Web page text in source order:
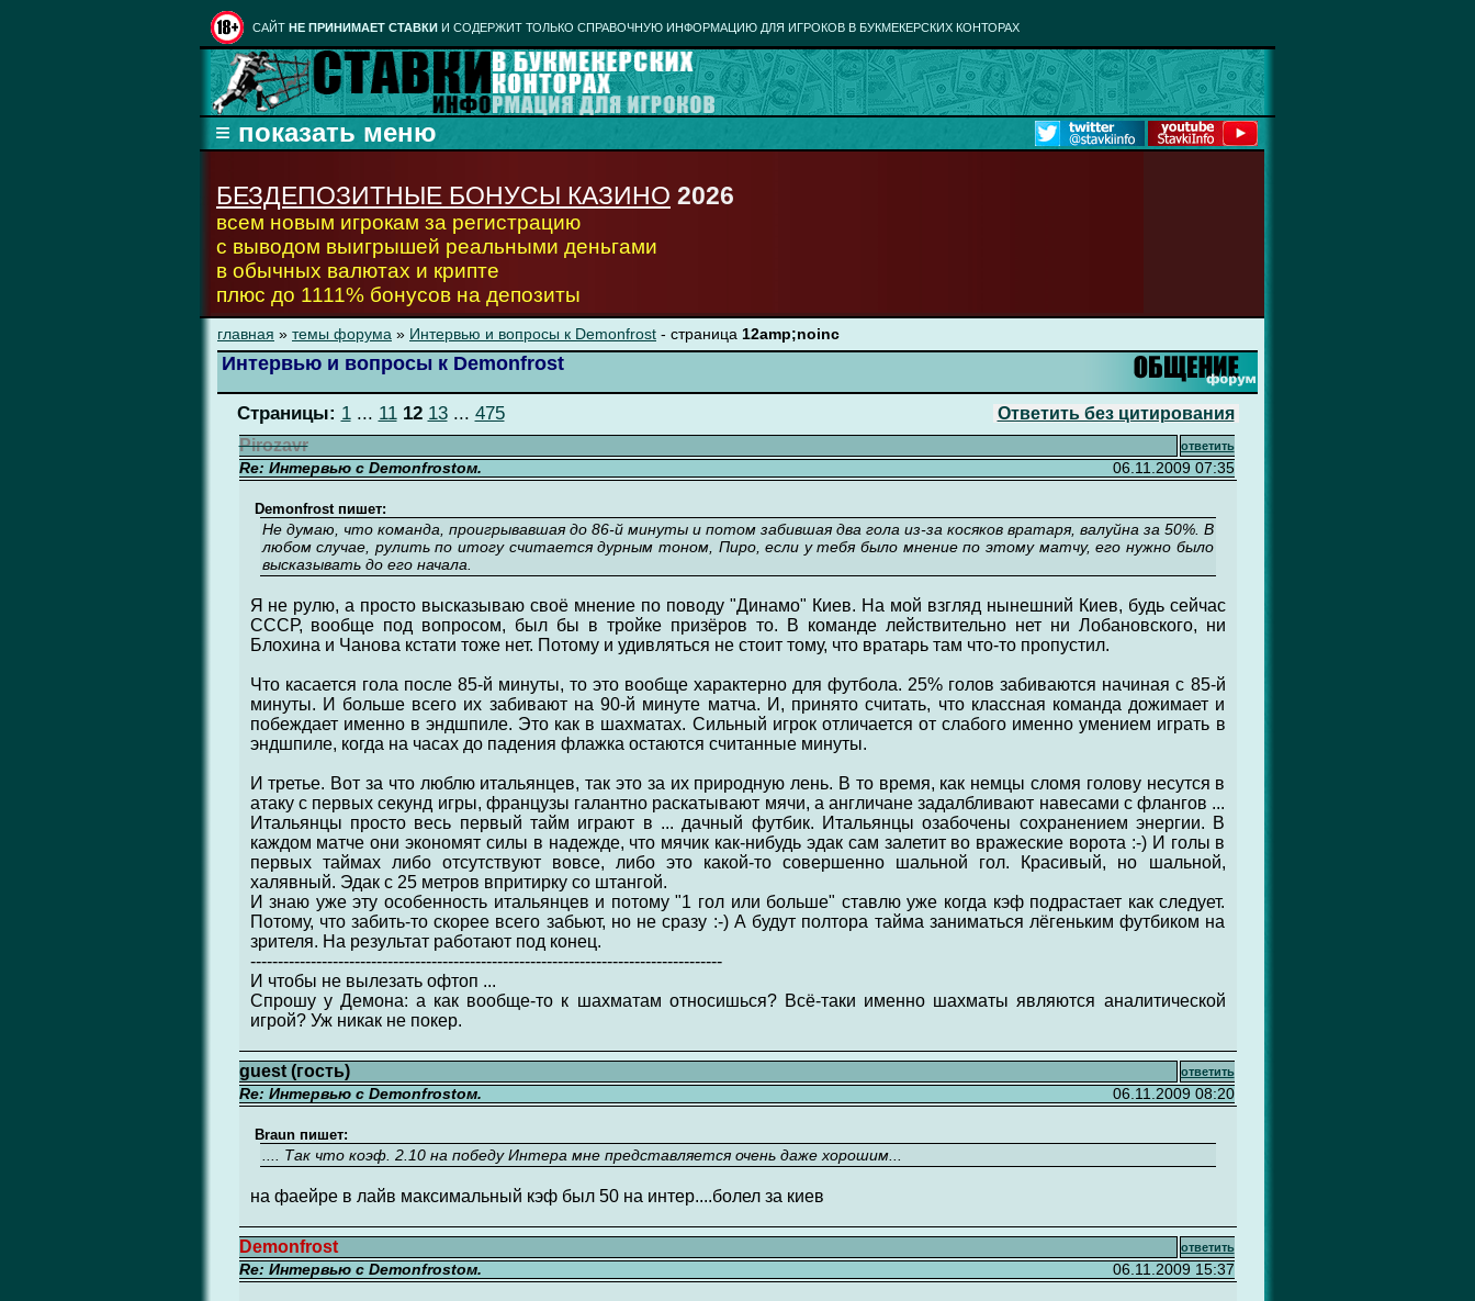
CАЙТ НЕ ПРИНИМАЕТ СТАВКИ И СОДЕРЖИТ ТОЛЬКО СПРАВОЧНУЮ ИНФОРМАЦИЮ ДЛЯ ИГРОКОВ В БУКМЕКЕРСКИХ КОНТОРАХ
БЕЗДЕПОЗИТНЫЕ БОНУСЫ КАЗИНО 2026
всем новым игрокам за регистрацию
с выводом выигрышей реальными деньгами
в обычных валютах и крипте
плюс до 1111% бонусов на депозиты
главная » темы форума » Интервью и вопросы к Demonfrost - страница 12amp;noinc
Интервью и вопросы к Demonfrost
Страницы: 1... 11 12 13... 475
Ответить без цитирования
Pirozavr
ответить
Re: Интервью с Demonfrostом. 06.11.2009 07:35
Demonfrost пишет:
Не думаю, что команда, проигрывавшая до 86-й минуты и потом забившая два гола из-за косяков вратаря, валуйна за 50%. В
любом случае, рулить по итогу считается дурным тоном, Пиро, если у тебя было мнение по этому матчу, его нужно было
высказывать до его начала.
Я не рулю, а просто высказываю своё мнение по поводу "Динамо" Киев. На мой взгляд нынешний Киев, будь сейчас
СССР, вообще под вопросом, был бы в тройке призёров то. В команде лействительно нет ни Лобановского, ни
Блохина и Чанова кстати тоже нет. Потому и удивляться не стоит тому, что вратарь там что-то пропустил.
Что касается гола после 85-й минуты, то это вообще характерно для футбола. 25% голов забиваются начиная с 85-й
минуты. И больше всего их забивают на 90-й минуте матча. И, принято считать, что классная команда дожимает и
побеждает именно в эндшпиле. Это как в шахматах. Сильный игрок отличается от слабого именно умением играть в
эндшпиле, когда на часах до падения флажка остаются считанные минуты.
И третье. Вот за что люблю итальянцев, так это за их природную лень. В то время, как немцы сломя голову несутся в
атаку с первых секунд игры, французы галантно раскатывают мячи, а англичане задалбливают навесами с флангов ...
Итальянцы просто весь первый тайм играют в ... дачный футбик. Итальянцы озабочены сохранением энергии. В
каждом матче они экономят силы в надежде, что мячик как-нибудь эдак сам залетит во вражеские ворота :-) И голы в
первых таймах либо отсутствуют вовсе, либо это какой-то совершенно шальной гол. Красивый, но шальной,
халявный. Эдак с 25 метров впритирку со штангой.
И знаю уже эту особенность итальянцев и потому "1 гол или больше" ставлю уже когда кэф подрастает как следует.
Потому, что забить-то скорее всего забьют, но не сразу :-) А будут полтора тайма заниматься лёгеньким футбиком на
зрителя. На результат работают под конец.
--------------------------------------------------------------------------------------
И чтобы не вылезать офтоп ...
Спрошу у Демона: а как вообще-то к шахматам относишься? Всё-таки именно шахматы являются аналитической
игрой? Уж никак не покер.
guest (гость) ответить
Re: Интервью с Demonfrostом. 06.11.2009 08:20
Braun пишет:
.... Так что коэф. 2.10 на победу Интера мне представляется очень даже хорошим...
на фаейре в лайв максимальный кэф был 50 на интер....болел за киев
Demonfrost ответить
Re: Интервью с Demonfrostом. 06.11.2009 15:37